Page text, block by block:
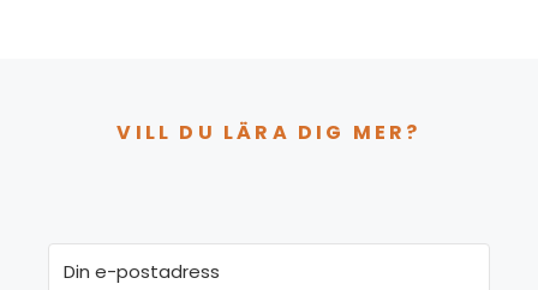
VILL DU LÄRA DIG MER?